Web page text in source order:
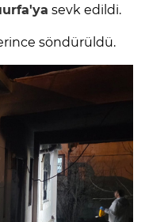
sevk edildi.
söndürüldü.